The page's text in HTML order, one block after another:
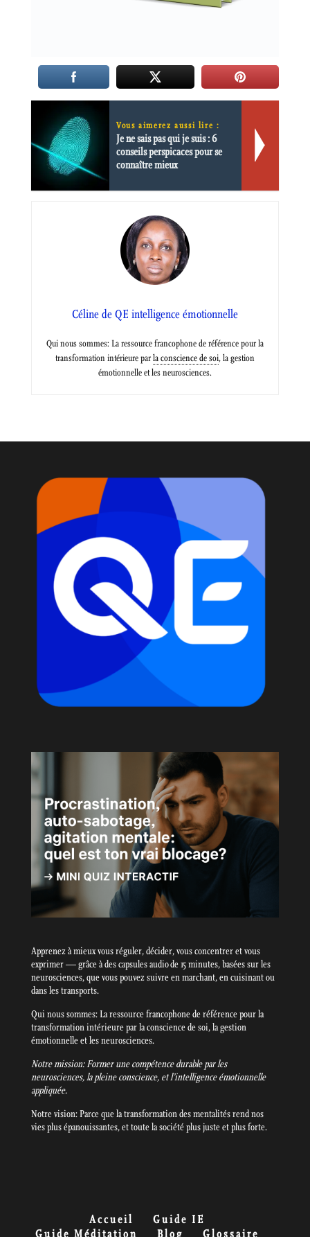
Vous aimerez aussi lire :
Je ne sais pas qui je suis : 6
conseils perspicaces pour se
connaître mieux
Céline de QE intelligence émotionnelle
Qui nous sommes: La ressource francophone de référence pour la
transformation intérieure parla conscience de soi, la gestion
émotionnelle et les neurosciences.
Apprenez à mieux vous réguler, décider, vous concentrer et vous
exprimer — grâce à des capsules audio de 15 minutes, basées sur les
neurosciences, que vous pouvez suivre en marchant, en cuisinant ou
dans les transports.
Qui nous sommes: La ressource francophone de référence pour la
transformation intérieure par la conscience de soi, la gestion
émotionnelle et les neurosciences.
Notre mission: Former une compétence durable par les
neurosciences, la pleine conscience, et l’intelligence émotionnelle
appliquée.
Notre vision: Parce que la transformation des mentalités rend nos
vies plus épanouissantes, et toute la société plus juste et plus forte.
Accueil
Guide IE
Guide Méditation
Blog Glossaire